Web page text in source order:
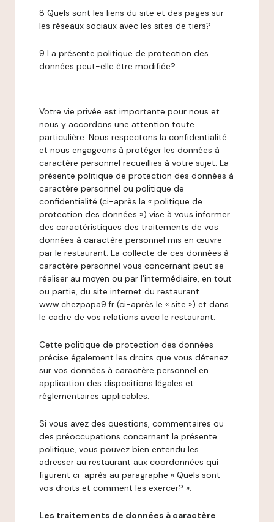
8 Quels sont les liens du site et des pages sur
les réseaux sociaux avec les sites de tiers?
9 La présente politique de protection des
données peut-elle être modifiée?
Votre vie privée est importante pour nous et
nous y accordons une attention toute
particulière. Nous respectons la confidentialité
et nous engageons à protéger les données à
caractère personnel recueillies à votre sujet. La
présente politique de protection des données à
caractère personnel ou politique de
confidentialité (ci-après la « politique de
protection des données ») vise à vous informer
des caractéristiques des traitements de vos
données à caractère personnel mis en œuvre
par le restaurant. La collecte de ces données à
caractère personnel vous concernant peut se
réaliser au moyen ou par l’intermédiaire, en tout
ou partie, du site internet du restaurant
www.chezpapa9.fr (ci-après le « site ») et dans
le cadre de vos relations avec le restaurant.
Cette politique de protection des données
précise également les droits que vous détenez
sur vos données à caractère personnel en
application des dispositions légales et
réglementaires applicables.
Si vous avez des questions, commentaires ou
des préoccupations concernant la présente
politique, vous pouvez bien entendu les
adresser au restaurant aux coordonnées qui
figurent ci-après au paragraphe « Quels sont
vos droits et comment les exercer? ».
Les traitements de données à caractère